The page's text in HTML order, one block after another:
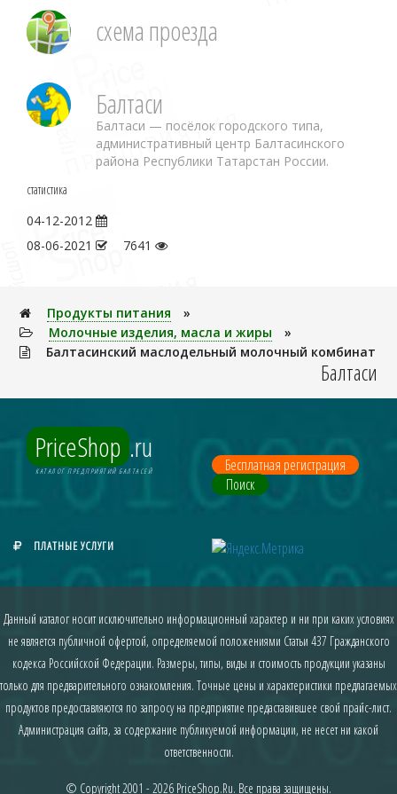
схема проезда
Балтаси
Балтаси — посёлок городского типа,
административный центр Балтасинского
района Республики Татарстан России.
статистика
04-12-2012
08-06-2021
7641
Продукты питания
»
Молочные изделия, масла и жиры
»
Балтасинский маслодельный молочный комбинат
Балтаси
PriceShop .ru
КАТАЛОГ ПРЕДПРИЯТИЙ БАЛТАСЕЙ
Бесплатная регистрация
Поиск
ПЛАТНЫЕ УСЛУГИ
Данный каталог носит исключительно информационный характер и ни при каких условиях
не является публичной офертой, определяемой положениями Статьи 437 Гражданского
кодекса Российской Федерации. Размеры, типы, виды и стоимость продукции указаны
только для предварительного ознакомления. Точные цены и характеристики предлагаемых
продуктов предоставляются по запросу на предприятие предаставившее свой прайс-лист.
Администрация сайта, за содержание публикуемой информации, не несет ни какой
ответственности.
© Copyright 2001 - 2026 PriceShop.Ru. Все права защищены.